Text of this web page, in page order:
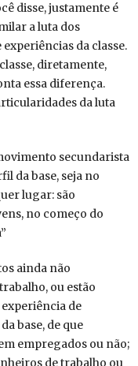
disse, justamente é
a luta dos
da classe.
diretamente,
essa diferença.
da luta
secundarista
da base, seja no
lugar: são
no começo do
ainda não
ou estão
de
base, de que
empregados ou não;
de trabalho ou